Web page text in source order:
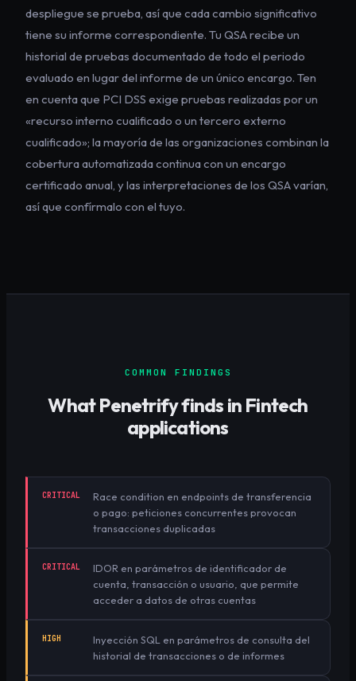
despliegue se prueba, así que cada cambio significativo
tiene su informe correspondiente. Tu QSA recibe un
historial de pruebas documentado de todo el periodo
evaluado en lugar del informe de un único encargo. Ten
en cuenta que PCI DSS exige pruebas realizadas por un
«recurso interno cualificado o un tercero externo
cualificado»; la mayoría de las organizaciones combinan la
cobertura automatizada continua con un encargo
certificado anual, y las interpretaciones de los QSA varían,
así que confírmalo con el tuyo.
COMMON FINDINGS
What Penetrify finds in Fintech
applications
CRITICAL
Race condition en endpoints de transferencia
o pago: peticiones concurrentes provocan
transacciones duplicadas
CRITICAL
IDOR en parámetros de identificador de
cuenta, transacción o usuario, que permite
acceder a datos de otras cuentas
HIGH
Inyección SQL en parámetros de consulta del
historial de transacciones o de informes